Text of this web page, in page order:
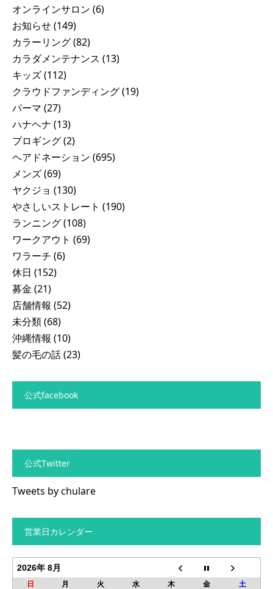
オンラインサロン (6)
お知らせ(149)
カラーリング(82)
カラダメンテナンス (13)
キッズ(112)
クラウドファンディング(19)
パーマ (27)
ハナヘナ (13)
プロギング(2)
ヘアドネーション (695)
メンズ(69)
ヤクジョ (130)
やさしいストレート (190)
ランニング(108)
ワークアウト (69)
ワラーチ (6)
休日 (152)
募金 (21)
店舗情報 (52)
未分類(68)
沖縄情報 (10)
髪の毛の話(23)
公式facebook
公式Twitter
Tweets by chulare
営業日カレンダー
2026年 8月
日 月 火 水 木 金 土